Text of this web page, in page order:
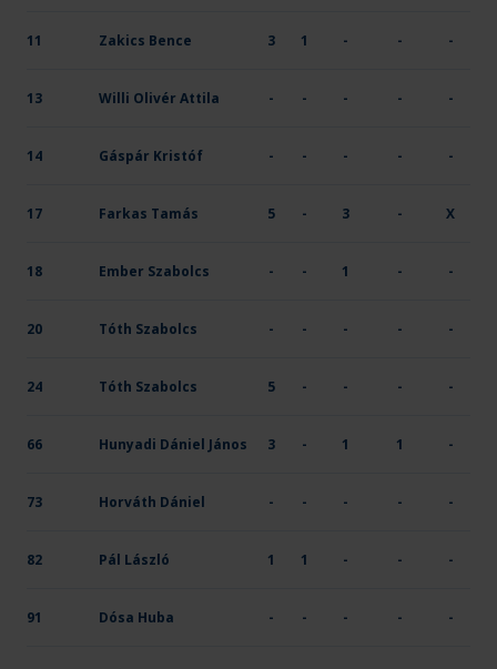
11 Zakics Bence 3 1 - - -
13 Willi Olivér Attila - - - - -
14 Gáspár Kristóf - - - - -
17 Farkas Tamás 5 - 3 - X
18 Ember Szabolcs - - 1 - -
20 Tóth Szabolcs - - - - -
24 Tóth Szabolcs 5 - - - -
66 Hunyadi Dániel János 3 - 1 1 -
73 Horváth Dániel - - - - -
82 Pál László 1 1 - - -
91 Dósa Huba - - - - -